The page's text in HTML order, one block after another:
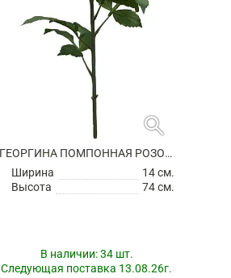
search
ГЕОРГИНА ПОМПОННАЯ РОЗОВАЯ ИСКУССТВЕННАЯ
Ширина
14 см.
Высота
74 см.
В наличии:34 шт.
Следующая поставка 13.08.26г.